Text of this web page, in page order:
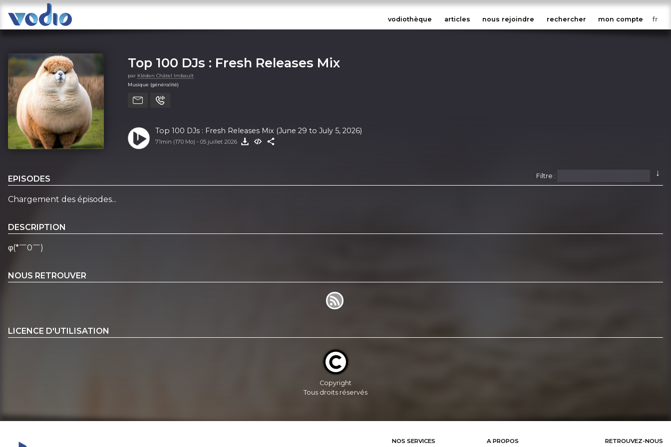
vodiothèque articles nous rejoindre rechercher mon compte
Top 100 DJs : Fresh Releases Mix
par Kléden Châtel Imbault
Musique (généralité)
Top 100 DJs : Fresh Releases Mix (June 29 to July 5, 2026)
71min (170 Mo) - 05 juillet 2026
EPISODES
↓
Filtre :
Chargement des épisodes...
DESCRIPTION
φ(*￣0￣)
NOUS RETROUVER
LICENCE D'UTILISATION
Copyright
Tous droits réservés
NOS SERVICES A PROPOS RETROUVEZ-NOUS